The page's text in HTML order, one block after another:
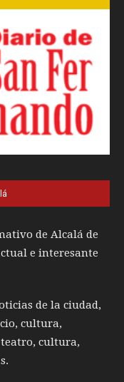
de Alcalá de
e interesante
de la ciudad,
cultura,
teatro, cultura,